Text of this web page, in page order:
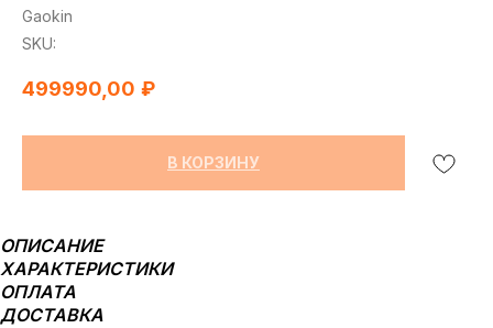
Gaokin
SKU:
499990,00 ₽
В КОРЗИНУ
ОПИСАНИЕ
ХАРАКТЕРИСТИКИ
ОПЛАТА
ДОСТАВКА